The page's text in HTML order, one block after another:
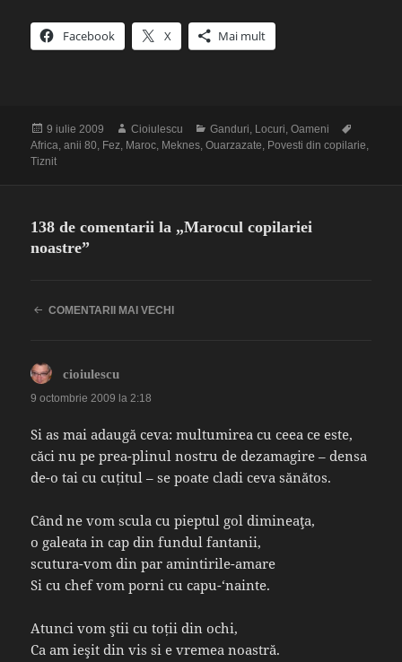
Facebook X Mai mult
Publicat
pe
9 iulie 2009 Autor
Cioiulescu Categorii
Ganduri, Locuri,Oameni
Africa,anii 80, Fez, Maroc, Meknes,Ouarzazate, Povesti din copilarie,
Tiznit
138 de comentarii la „Marocul copilariei
noastre”
NAVIGARE
COMENTARII MAI VECHI
cioiulescu
9 octombrie 2009 la 2:18
Si as mai adaugă ceva: multumirea cu ceea ce este,
căci nu pe prea-plinul nostru de dezamagire – densa
de-o tai cu cuțitul – se poate cladi ceva sănătos.
Când ne vom scula cu pieptul gol dimineaţa,
o galeata in cap din fundul fantanii,
scutura-vom din par amintirile-amare
Si cu chef vom porni cu capu-‘nainte.
Atunci vom ştii cu toții din ochi,
Ca am ieşit din vis si e vremea noastră.